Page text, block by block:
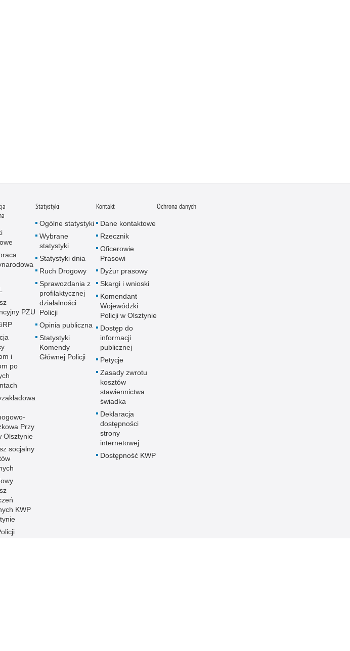
PZU
i
po
Przy
Olsztynie
socjalny
KWP
Statystyki
Ogólne statystyki
Wybrane
statystyki
Statystyki dnia
Ruch Drogowy
Sprawozdania z
profilaktycznej
działalności
Policji
Opinia publiczna
Statystyki
Komendy
Głównej Policji
Kontakt
Dane kontaktowe
Rzecznik
Oficerowie
Prasowi
Dyżur prasowy
Skargi i wnioski
Komendant
Wojewódzki
Policji w Olsztynie
Dostęp do
informacji
publicznej
Petycje
Zasady zwrotu
kosztów
stawiennictwa
świadka
Deklaracja
dostępności
strony
internetowej
Dostępność KWP
Ochrona danych